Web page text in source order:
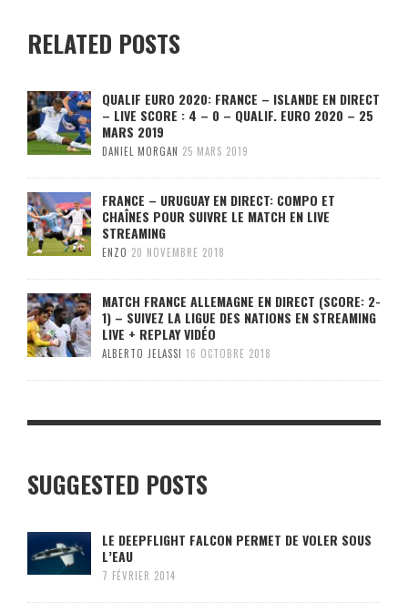
RELATED POSTS
QUALIF EURO 2020: FRANCE – ISLANDE EN DIRECT
– LIVE SCORE : 4 – 0 – QUALIF. EURO 2020 – 25
MARS 2019
DANIEL MORGAN 25 MARS 2019
FRANCE – URUGUAY EN DIRECT: COMPO ET
CHAÎNES POUR SUIVRE LE MATCH EN LIVE
STREAMING
ENZO 20 NOVEMBRE 2018
MATCH FRANCE ALLEMAGNE EN DIRECT (SCORE: 2-
1) – SUIVEZ LA LIGUE DES NATIONS EN STREAMING
LIVE + REPLAY VIDÉO
ALBERTO JELASSI 16 OCTOBRE 2018
SUGGESTED POSTS
LE DEEPFLIGHT FALCON PERMET DE VOLER SOUS
L’EAU
7 FÉVRIER 2014